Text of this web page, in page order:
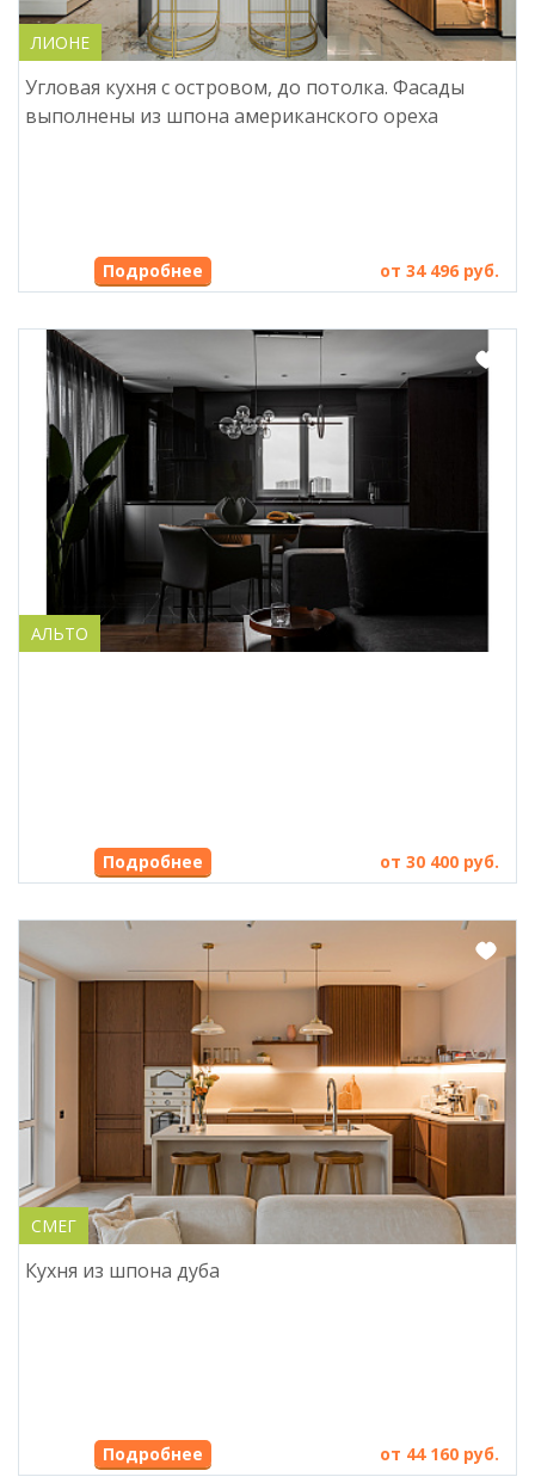
ЛИОНЕ
Угловая кухня с островом, до потолка. Фасады
выполнены из шпона американского ореха
от 34 496 руб.
АЛЬТО
от 30 400 руб.
СМЕГ
Кухня из шпона дуба
от 44 160 руб.